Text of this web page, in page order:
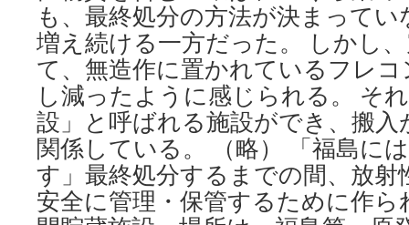
も、最終処分の方法が決まって
増え続ける一方だった。 しかし
て、無造作に置かれているフレ
し減ったように感じられる。 そ
設」と呼ばれる施設ができ、搬
関係している。 （略） 「福島に
す」最終処分するまでの間、放射
安全に管理・保管するために作